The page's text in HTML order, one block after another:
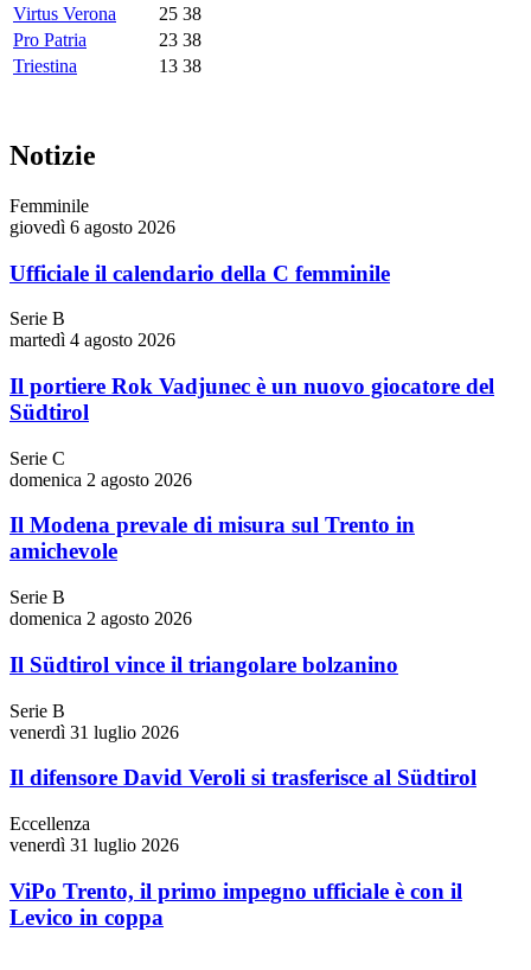
Virtus Verona
25 38
Pro Patria
23 38
Triestina
13 38
Notizie
Femminile
giovedì 6 agosto 2026
Ufficiale il calendario della C femminile
Serie B
martedì 4 agosto 2026
Il portiere Rok Vadjunec è un nuovo giocatore del
Südtirol
Serie C
domenica 2 agosto 2026
Il Modena prevale di misura sul Trento in
amichevole
Serie B
domenica 2 agosto 2026
Il Südtirol vince il triangolare bolzanino
Serie B
venerdì 31 luglio 2026
Il difensore David Veroli si trasferisce al Südtirol
Eccellenza
venerdì 31 luglio 2026
ViPo Trento, il primo impegno ufficiale è con il
Levico in coppa